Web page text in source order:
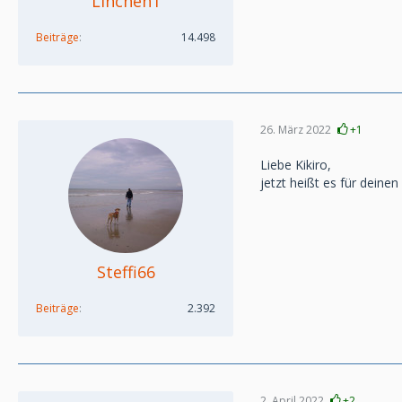
Beiträge 14.498
Steffi66
Beiträge 2.392
26. März 2022 +1
Liebe Kikiro,
jetzt heißt es für